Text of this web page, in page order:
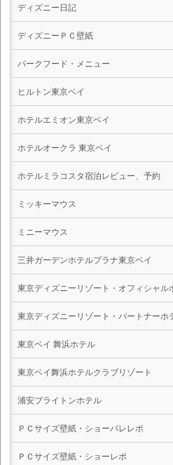
ディズニー日記
ディズニーＰＣ壁紙
パークフード・メニュー
ヒルトン東京ベイ
ホテルエミオン東京ベイ
ホテルオークラ 東京ベイ
ホテルミラコスタ宿泊レビュー、予約
ミッキーマウス
ミニーマウス
三井ガーデンホテルプラナ東京ベイ
東京ディズニーリゾート・オフィシャル
東京ディズニーリゾート・パートナーホ
東京ベイ 舞浜ホテル
東京ベイ舞浜ホテルクラブリゾート
浦安ブライトンホテル
ＰＣサイズ壁紙・ショーパレレポ
ＰＣサイズ壁紙・ショーレポ